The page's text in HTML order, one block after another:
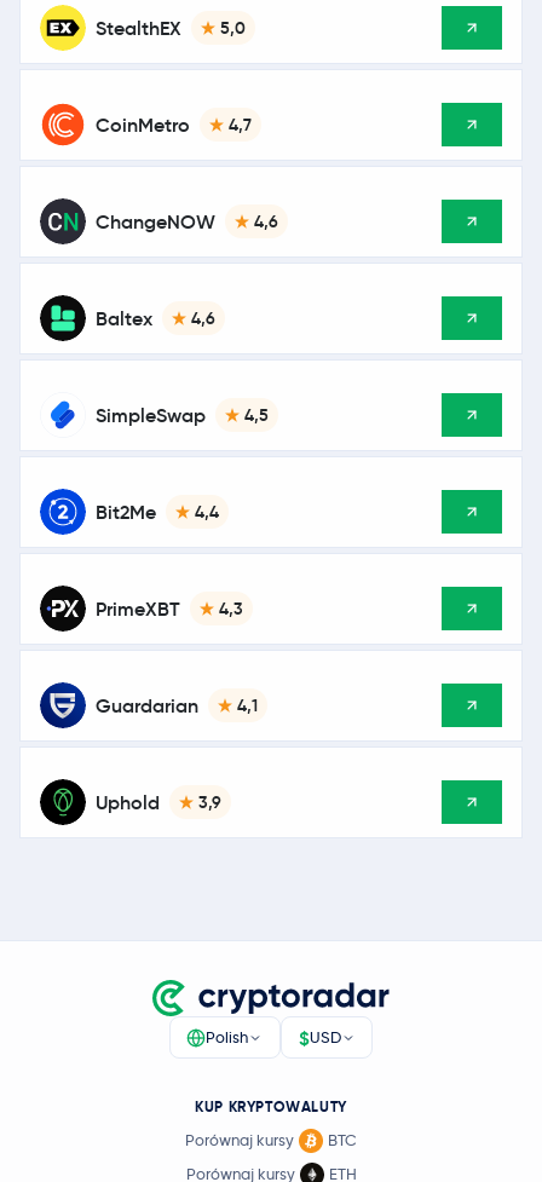
StealthEX 5,0
CoinMetro 4,7
ChangeNOW 4,6
Baltex 4,6
SimpleSwap 4,5
Bit2Me 4,4
PrimeXBT 4,3
Guardarian 4,1
Uphold 3,9
Polish $USD
KUP KRYPTOWALUTY
Porównaj kursy
BTC
Porównaj kursy
ETH